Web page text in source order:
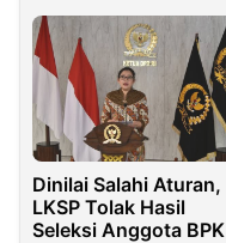
Dinilai Salahi Aturan,
LKSP Tolak Hasil
Seleksi Anggota BPK